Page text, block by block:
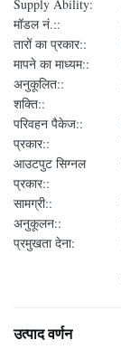
Supply Ability:
मॉडल नं.::
तारों का प्रकार::
मापने का माध्यम::
अनुकूलित::
शक्ति::
परिवहन पैकेज::
प्रकार::
आउटपुट सिग्नल
प्रकार::
सामग्री::
अनुकूलन::
प्रमुखता देना:
उत्पाद वर्णन